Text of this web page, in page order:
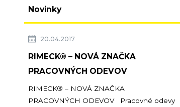
Novinky
20.04.2017
RIMECK® – NOVÁ ZNAČKA
PRACOVNÝCH ODEVOV
RIMECK® – NOVÁ ZNAČKA
PRACOVNÝCH ODEVOV Pracovné odevy